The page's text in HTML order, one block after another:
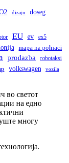
dizajn doseg
EU ev
ex5
mapa na polnaci
prodazba
robotaksi
volkswagen vozila
во светот
на едно
многу